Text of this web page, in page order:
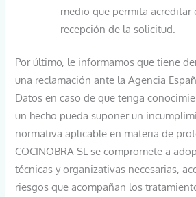
medio que permita acreditar
recepción de la solicitud.
Por último, le informamos que tiene
una reclamación ante la Agencia
Datos en caso de que tenga
un hecho pueda suponer un
normativa aplicable en materia de
COCINOBRA SL se compromete a
técnicas y organizativas necesarias,
riesgos que acompañan los